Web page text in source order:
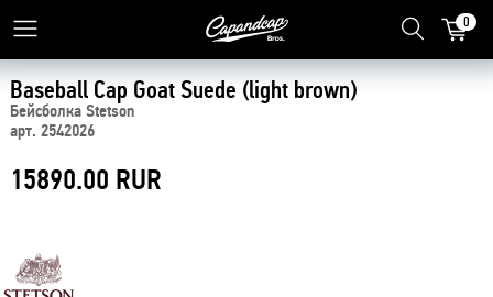
0
Baseball Cap Goat Suede (light brown)
Бейсболка Stetson
арт. 2542026